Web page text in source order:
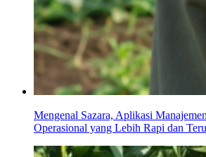
Mengenal Sazara, Aplikasi
Operasional yang Lebih Rapi dan